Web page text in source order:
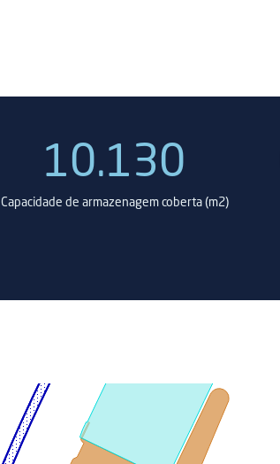
10.130
Capacidade de armazenagem coberta (m2)